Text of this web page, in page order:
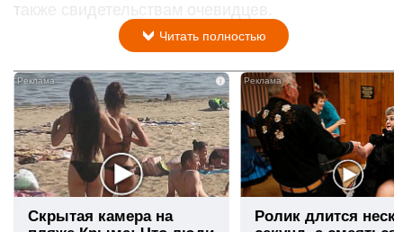
также свидетельствам очевидцев.
Читать полностью
i
Скрытая камера на
Ролик длится